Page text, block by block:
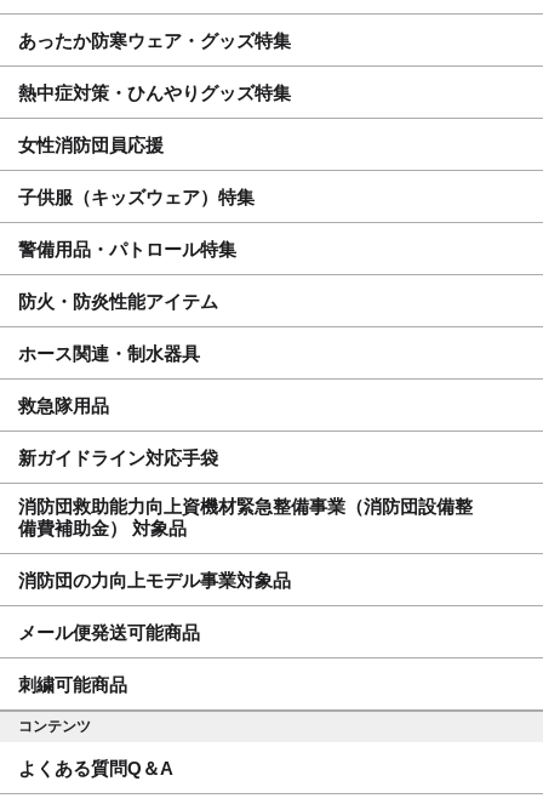
あったか防寒ウェア・グッズ特集
熱中症対策・ひんやりグッズ特集
女性消防団員応援
子供服（キッズウェア）特集
警備用品・パトロール特集
防火・防炎性能アイテム
ホース関連・制水器具
救急隊用品
新ガイドライン対応手袋
消防団救助能力向上資機材緊急整備事業（消防団設備整
備費補助金） 対象品
消防団の力向上モデル事業対象品
メール便発送可能商品
刺繍可能商品
コンテンツ
よくある質問Q＆A